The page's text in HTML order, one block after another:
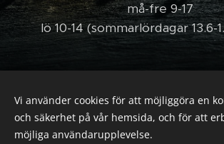
må-fre 9-17
lö 10-14 (sommarlördagar 13.6-
© Teatterin Optiikka
Optiikkaa intohimolla, palvelua
Vi använder cookies för att möjliggöra en
och säkerhet på vår hemsida, och för att
möjliga användarupplevelse.